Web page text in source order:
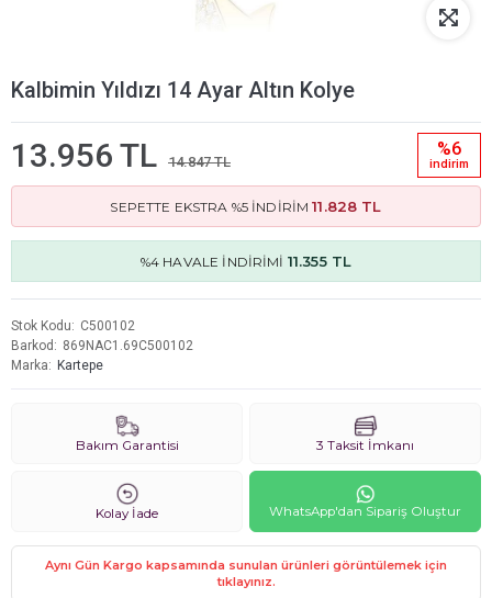
Kalbimin Yıldızı 14 Ayar Altın Kolye
13.956 TL 14.847 TL
%6
i̇ndi̇ri̇m
SEPETTE EKSTRA %5 İNDİRİM11.828 TL
%4 HAVALE İNDİRİMİ 11.355 TL
Stok Kodu
C500102
Barkod
869NAC1.69C500102
Marka
Kartepe
Bakım Garantisi 3 Taksit İmkanı
Kolay İade WhatsApp'dan Sipariş Oluştur
Aynı Gün Kargo kapsamında sunulan ürünleri görüntülemek için
tıklayınız.